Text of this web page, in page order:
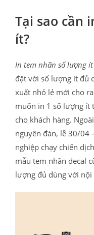
Tại sao cần
ít?
In tem nhãn số lượng ít
đặt với số lượng ít đủ
xuất nhỏ lẻ mới cho
muốn in 1 số lượng ít
cho khách hàng.
nguyên đán, lễ 30/04
nghiệp chạy chiến
mẫu tem nhãn decal
lượng đủ dùng với